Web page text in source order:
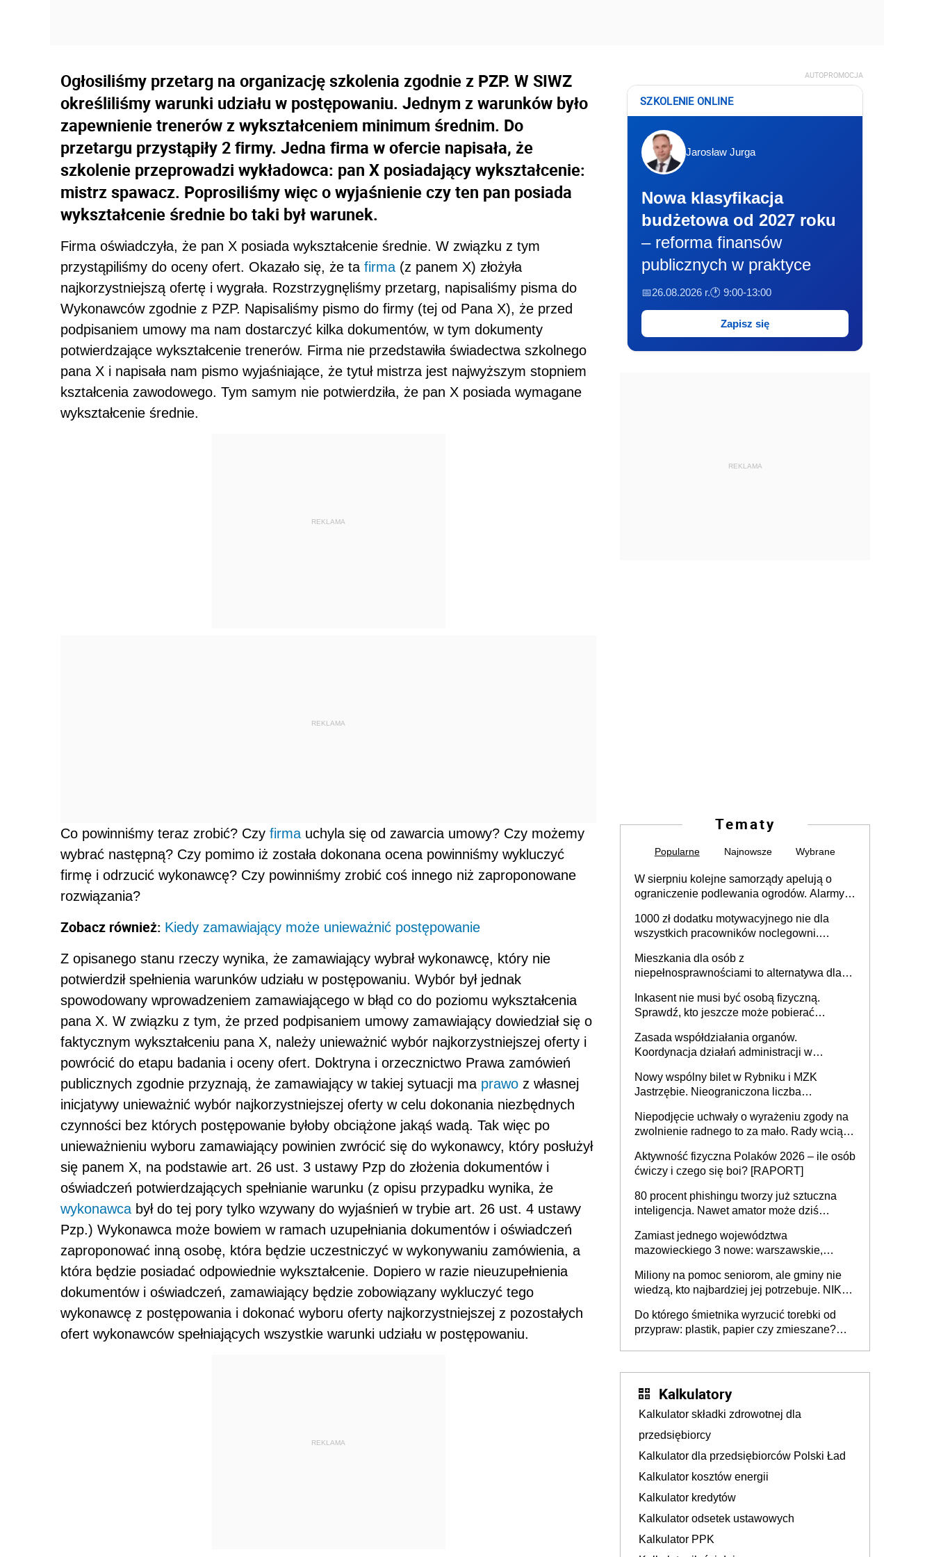
Ogłosiliśmy przetarg na organizację szkolenia zgodnie z PZP. W SIWZ
określiliśmy warunki udziału w postępowaniu. Jednym z warunków było
zapewnienie trenerów z wykształceniem minimum średnim. Do
przetargu przystąpiły 2 firmy. Jedna firma w ofercie napisała, że
szkolenie przeprowadzi wykładowca: pan X posiadający wykształcenie:
mistrz spawacz. Poprosiliśmy więc o wyjaśnienie czy ten pan posiada
wykształcenie średnie bo taki był warunek.
Firma oświadczyła, że pan X posiada wykształcenie średnie. W związku z tym
przystąpiliśmy do oceny ofert. Okazało się, że ta firma (z panem X) złożyła
najkorzystniejszą ofertę i wygrała. Rozstrzygnęliśmy przetarg, napisaliśmy pisma do
Wykonawców zgodnie z PZP. Napisaliśmy pismo do firmy (tej od Pana X), że przed
podpisaniem umowy ma nam dostarczyć kilka dokumentów, w tym dokumenty
potwierdzające wykształcenie trenerów. Firma nie przedstawiła świadectwa szkolnego
pana X i napisała nam pismo wyjaśniające, że tytuł mistrza jest najwyższym stopniem
kształcenia zawodowego. Tym samym nie potwierdziła, że pan X posiada wymagane
wykształcenie średnie.
REKLAMA
REKLAMA
Co powinniśmy teraz zrobić? Czy firma uchyla się od zawarcia umowy? Czy możemy
wybrać następną? Czy pomimo iż została dokonana ocena powinniśmy wykluczyć
firmę i odrzucić wykonawcę? Czy powinniśmy zrobić coś innego niż zaproponowane
rozwiązania?
Zobacz również: Kiedy zamawiający może unieważnić postępowanie
Z opisanego stanu rzeczy wynika, że zamawiający wybrał wykonawcę, który nie
potwierdził spełnienia warunków udziału w postępowaniu. Wybór był jednak
spowodowany wprowadzeniem zamawiającego w błąd co do poziomu wykształcenia
pana X. W związku z tym, że przed podpisaniem umowy zamawiający dowiedział się o
faktycznym wykształceniu pana X, należy unieważnić wybór najkorzystniejszej oferty i
powrócić do etapu badania i oceny ofert. Doktryna i orzecznictwo Prawa zamówień
publicznych zgodnie przyznają, że zamawiający w takiej sytuacji ma prawo z własnej
inicjatywy unieważnić wybór najkorzystniejszej oferty w celu dokonania niezbędnych
czynności bez których postępowanie byłoby obciążone jakąś wadą. Tak więc po
unieważnieniu wyboru zamawiający powinien zwrócić się do wykonawcy, który posłużył
się panem X, na podstawie art. 26 ust. 3 ustawy Pzp do złożenia dokumentów i
oświadczeń potwierdzających spełnianie warunku (z opisu przypadku wynika, że
wykonawca był do tej pory tylko wzywany do wyjaśnień w trybie art. 26 ust. 4 ustawy
Pzp.) Wykonawca może bowiem w ramach uzupełniania dokumentów i oświadczeń
zaproponować inną osobę, która będzie uczestniczyć w wykonywaniu zamówienia, a
która będzie posiadać odpowiednie wykształcenie. Dopiero w razie nieuzupełnienia
dokumentów i oświadczeń, zamawiający będzie zobowiązany wykluczyć tego
wykonawcę z postępowania i dokonać wyboru oferty najkorzystniejszej z pozostałych
ofert wykonawców spełniających wszystkie warunki udziału w postępowaniu.
REKLAMA
AUTOPROMOCJA
SZKOLENIE ONLINE
Jarosław Jurga
Nowa klasyfikacja
budżetowa od 2027 roku
– reforma finansów
publicznych w praktyce
📅26.08.2026 r.🕐 9:00-13:00
Zapisz się
REKLAMA
Tematy
Popularne Najnowsze Wybrane
W sierpniu kolejne samorządy apelują o
ograniczenie podlewania ogrodów. Alarmy w
może objąć cały kraj
1000 zł dodatku motywacyjnego nie dla
wszystkich pracowników noclegowni.
Mieszkania dla osób z
niepełnosprawnościami to alternatywa dla
samodzielnie lub z rodziną
Inkasent nie musi być osobą fizyczną.
Sprawdź, kto jeszcze może pobierać
Zasada współdziałania organów.
Koordynacja działań administracji w
Nowy wspólny bilet w Rybniku i MZK
Jastrzębie. Nieograniczona liczba
Niepodjęcie uchwały o wyrażeniu zgody na
zwolnienie radnego to za mało. Rady wciąż
rozstrzygać sprawy
Aktywność fizyczna Polaków 2026 – ile osób
ćwiczy i czego się boi? [RAPORT]
80 procent phishingu tworzy już sztuczna
inteligencja. Nawet amator może dziś
Zamiast jednego województwa
mazowieckiego 3 nowe: warszawskie,
Europie nie ma tak dużych jednostek
stołecznych
Miliony na pomoc seniorom, ale gminy nie
wiedzą, kto najbardziej jej potrzebuje. NIK
Do którego śmietnika wyrzucić torebki od
przypraw: plastik, papier czy zmieszane?
Kalkulatory
Kalkulator składki zdrowotnej dla
przedsiębiorcy
Kalkulator dla przedsiębiorców Polski Ład
Kalkulator kosztów energii
Kalkulator kredytów
Kalkulator odsetek ustawowych
Kalkulator PPK